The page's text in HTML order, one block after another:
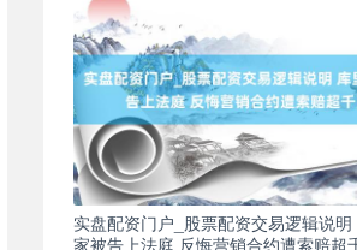
期指IC0 7730.00
实盘配资门户_股票配资交易逻辑说
家被告上法庭 反悔营销合约遭索赔超